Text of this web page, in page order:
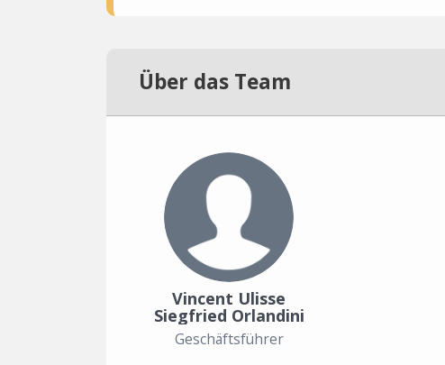
Über das Team
Vincent Ulisse
Siegfried Orlandini
Geschäftsführer